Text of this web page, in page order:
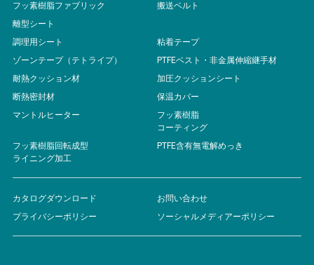
フッ素樹脂ファブリック
搬送ベルト
離型シート
調理用シート
粘着テープ
ゾーンテープ（テトライプ）
PTFEベスト・非金属伸縮継手材
耐熱クッション材
加圧クッションシート
断熱密封材
保温カバー
マントルヒーター
フッ素樹脂
コーティング
フッ素樹脂回転成型
ライニング加工
PTFE含有無電解めっき
カタログダウンロード
お問い合わせ
プライバシーポリシー
ソーシャルメディアーポリシー